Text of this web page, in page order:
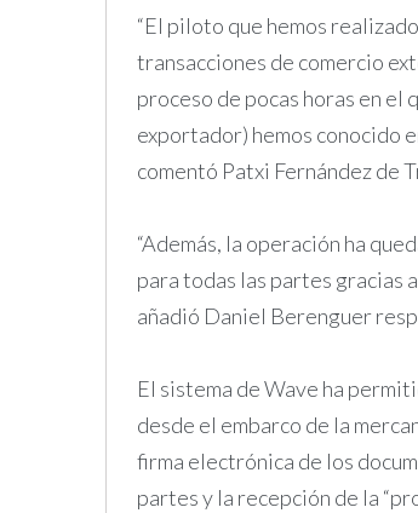
“El piloto que hemos
transacciones de comercio
proceso de pocas horas en el
exportador) hemos conocido
comentó Patxi Fernández de
“Además, la operación ha
para todas las partes gracias
añadió Daniel Berenguer
El sistema de Wave ha
desde el embarco de la
firma electrónica de los
partes y la recepción de la